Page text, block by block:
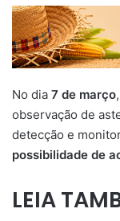
No dia 7 de março
observação de
detecção e
possibilidade de
LEIA